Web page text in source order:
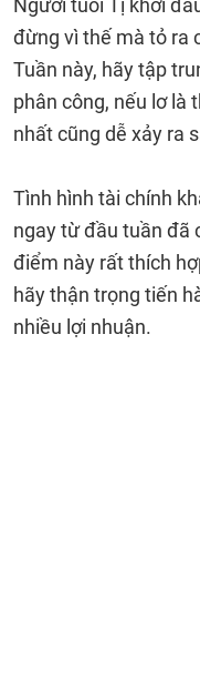
Người tuổi Tị khởi
đừng vì thế mà tỏ ra
Tuần này, hãy tập
phân công, nếu lơ là
nhất cũng dễ xảy ra
Tình hình tài chính
ngay từ đầu tuần đã
điểm này rất thích
hãy thận trọng tiến
nhiều lợi nhuận.